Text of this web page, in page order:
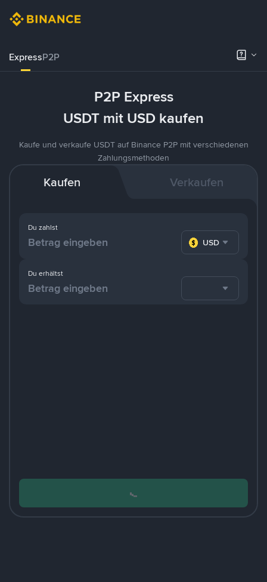
ExpressP2P
P2P Express
USDT mit USD kaufen
Kaufe und verkaufe USDT auf Binance P2P mit verschiedenen
Zahlungsmethoden
Kaufen Verkaufen
Du zahlst
USD
Du erhältst